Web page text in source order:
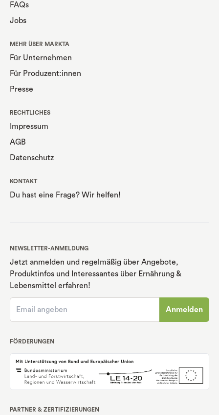
FAQs
Jobs
MEHR ÜBER MARKTA
Für Unternehmen
Für Produzent:innen
Presse
RECHTLICHES
Impressum
AGB
Datenschutz
KONTAKT
Du hast eine Frage? Wir helfen!
NEWSLETTER-ANMELDUNG
Jetzt anmelden und regelmäßig über Angebote,
Produktinfos und Interessantes über Ernährung &
Lebensmittel erfahren!
Anmelden
FÖRDERUNGEN
PARTNER & ZERTIFIZIERUNGEN